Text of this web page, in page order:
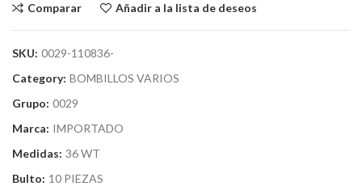
Comparar Añadir a la lista de deseos
SKU: 0029-110836-
Category: BOMBILLOS VARIOS
Grupo: 0029
Marca: IMPORTADO
Medidas: 36 WT
Bulto: 10 PIEZAS